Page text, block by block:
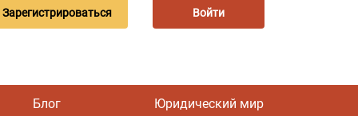
Зарегистрироваться Войти
Блог Юридический мир